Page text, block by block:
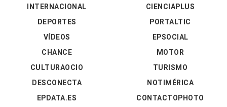
INTERNACIONAL
DEPORTES
VÍDEOS
CIENCIAPLUS
PORTALTIC
EPSOCIAL
CHANCE
CULTURAOCIO
DESCONECTA
EPDATA.ES
MOTOR
TURISMO
NOTIMÉRICA
CONTACTOPHOTO